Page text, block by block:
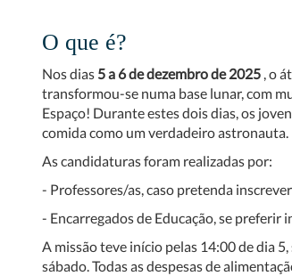
O que é?
Nos dias 5 a 6 de dezembro de 2025 , o
transformou-se numa base lunar, com
Espaço! Durante estes dois dias, os
comida como um verdadeiro astronauta.
As candidaturas foram realizadas por:
- Professores/as, caso pretenda
- Encarregados de Educação, se
A missão teve início pelas 14:00 de dia
sábado. Todas as despesas de